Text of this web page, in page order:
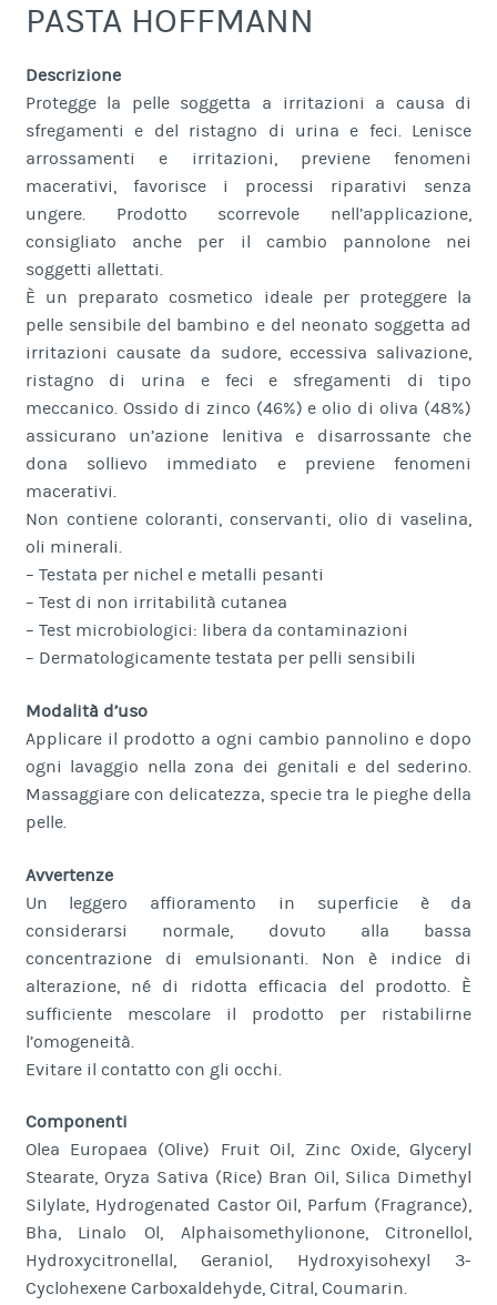
PASTA HOFFMANN
Descrizione
Protegge la pelle soggetta a irritazioni a causa di
sfregamenti e del ristagno di urina e feci. Lenisce
arrossamenti e irritazioni, previene fenomeni
macerativi, favorisce i processi riparativi senza
ungere. Prodotto scorrevole nell’applicazione,
consigliato anche per il cambio pannolone nei
soggetti allettati.
È un preparato cosmetico ideale per proteggere la
pelle sensibile del bambino e del neonato soggetta ad
irritazioni causate da sudore, eccessiva salivazione,
ristagno di urina e feci e sfregamenti di tipo
meccanico. Ossido di zinco (46%) e olio di oliva (48%)
assicurano un’azione lenitiva e disarrossante che
dona sollievo immediato e previene fenomeni
macerativi.
Non contiene coloranti, conservanti, olio di vaselina,
oli minerali.
– Testata per nichel e metalli pesanti
– Test di non irritabilità cutanea
– Test microbiologici: libera da contaminazioni
– Dermatologicamente testata per pelli sensibili
Modalità d’uso
Applicare il prodotto a ogni cambio pannolino e dopo
ogni lavaggio nella zona dei genitali e del sederino.
Massaggiare con delicatezza, specie tra le pieghe della
pelle.
Avvertenze
Un leggero affioramento in superficie è da
considerarsi normale, dovuto alla bassa
concentrazione di emulsionanti. Non è indice di
alterazione, né di ridotta efficacia del prodotto. È
sufficiente mescolare il prodotto per ristabilirne
l’omogeneità.
Evitare il contatto con gli occhi.
Componenti
Olea Europaea (Olive) Fruit Oil, Zinc Oxide, Glyceryl
Stearate, Oryza Sativa (Rice) Bran Oil, Silica Dimethyl
Silylate, Hydrogenated Castor Oil, Parfum (Fragrance),
Bha, Linalo Ol, Alphaisomethylionone, Citronellol,
Hydroxycitronellal, Geraniol, Hydroxyisohexyl 3-
Cyclohexene Carboxaldehyde, Citral, Coumarin.